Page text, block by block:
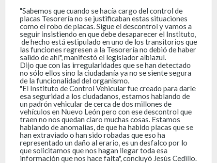
"Sabemos que cuando se hacía cargo del control de
placas Tesorería no se justificaban estas situaciones
como el robo de placas. Sigue el descontrol y vamos a
seguir insistiendo en que debe desaparecer el Instituto,
de hecho está estipulado en uno de los transitorios que
las funciones regresen a la Tesorería no debió de haber
salido de ahí", manifestó el legislador albiazul.
Dijo que con las irregularidades que se han detectado
no sólo ellos sino la ciudadanía ya no se siente segura
de la funcionalidad del organismo.
"El Instituto de Control Vehicular fue creado para darle
esa seguridad a los ciudadanos, estamos hablando de
un padrón vehicular de cerca de dos millones de
vehículos en Nuevo León pero con ese descontrol que
traen no nos quedan claro muchas cosas. Estamos
hablando de anomalías, de que ha habido placas que se
han extraviado o han sido robadas que eso ha
representado un daño al erario, es un desfalco por lo
que solicitamos que nos hagan llegar toda esa
información que nos hace falta", concluyó Jesús Cedillo.